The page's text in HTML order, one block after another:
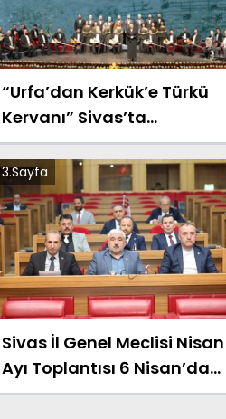
“Urfa’dan Kerkük’e Türkü
Kervanı” Sivas’ta
Sanatseverlerle Buluşuyor
3.Sayfa
Sivas İl Genel Meclisi Nisan
Ayı Toplantısı 6 Nisan’da
Başlıyor